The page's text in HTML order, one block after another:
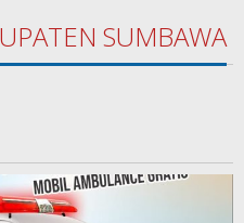
SUMBAWA